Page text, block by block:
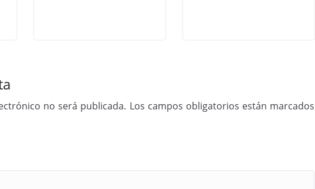
no será publicada. Los campos obligatorios están marcados